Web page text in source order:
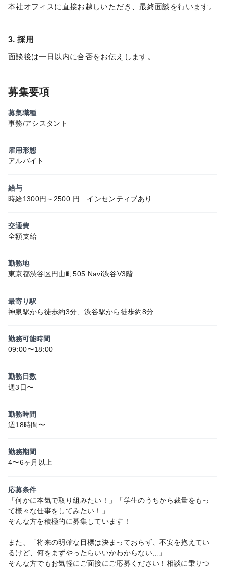
本社オフィスに直接お越しいただき、最終面談を行います。
3. 採用
面談後は一日以内に合否をお伝えします。
募集要項
募集職種
事務/アシスタント
雇用形態
アルバイト
給与
時給1300円～2500 円 インセンティブあり
交通費
全額支給
勤務地
東京都渋谷区円山町505 Navi渋谷V3階
最寄り駅
神泉駅から徒歩約3分、渋谷駅から徒歩約8分
勤務可能時間
09:00〜18:00
勤務日数
週3日〜
勤務時間
週18時間〜
勤務期間
4〜6ヶ月以上
応募条件
「何かに本気で取り組みたい！」「学生のうちから裁量をもっ
て様々な仕事をしてみたい！」
そんな方を積極的に募集しています！
また、「将来の明確な目標は決まっておらず、不安を抱えてい
るけど、何をまずやったらいいかわからない,,,」
そんな方でもお気軽にご面接にご応募ください！相談に乗りつ